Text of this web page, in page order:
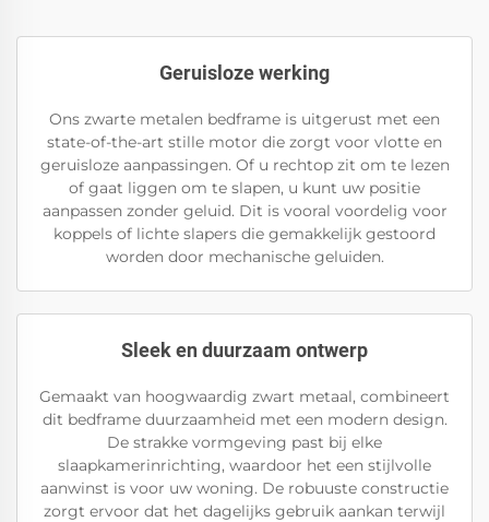
Geruisloze werking
Ons zwarte metalen bedframe is uitgerust met een
state-of-the-art stille motor die zorgt voor vlotte en
geruisloze aanpassingen. Of u rechtop zit om te lezen
of gaat liggen om te slapen, u kunt uw positie
aanpassen zonder geluid. Dit is vooral voordelig voor
koppels of lichte slapers die gemakkelijk gestoord
worden door mechanische geluiden.
Sleek en duurzaam ontwerp
Gemaakt van hoogwaardig zwart metaal, combineert
dit bedframe duurzaamheid met een modern design.
De strakke vormgeving past bij elke
slaapkamerinrichting, waardoor het een stijlvolle
aanwinst is voor uw woning. De robuuste constructie
zorgt ervoor dat het dagelijks gebruik aankan terwijl